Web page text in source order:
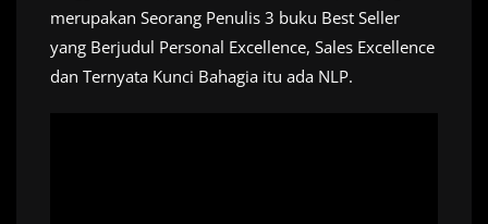
merupakan Seorang Penulis 3 buku Best Seller
yang Berjudul Personal Excellence, Sales Excellence
dan Ternyata Kunci Bahagia itu ada NLP.